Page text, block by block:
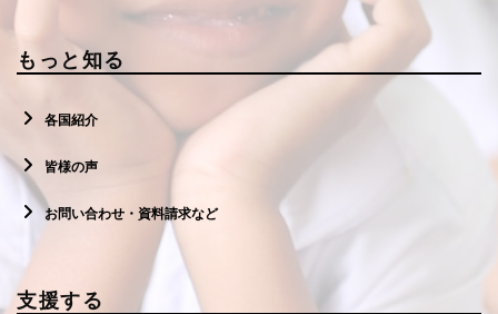
もっと知る
各国紹介
皆様の声
お問い合わせ・資料請求など
支援する